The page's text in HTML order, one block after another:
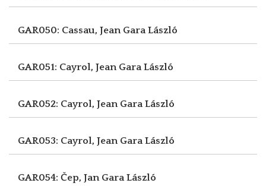
GAR050: Cassau, Jean Gara László
GAR051: Cayrol, Jean Gara László
GAR052: Cayrol, Jean Gara László
GAR053: Cayrol, Jean Gara László
GAR054: Čep, Jan Gara László